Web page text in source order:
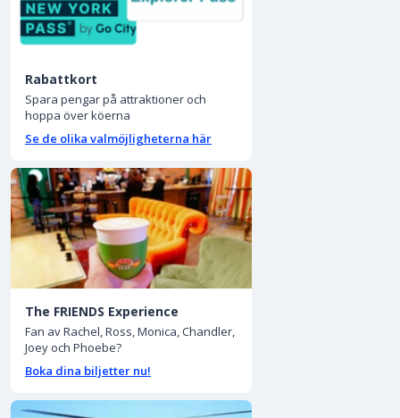
Rabattkort
Spara pengar på attraktioner och
hoppa över köerna
Se de olika valmöjligheterna här
The FRIENDS Experience
Fan av Rachel, Ross, Monica, Chandler,
Joey och Phoebe?
Boka dina biljetter nu!